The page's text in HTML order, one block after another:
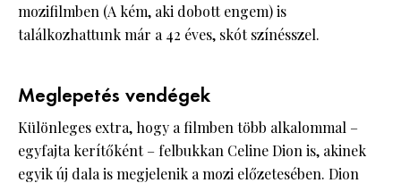
mozifilmben (A kém, aki dobott engem) is
találkozhattunk már a 42 éves, skót színésszel.
Meglepetés vendégek
Különleges extra, hogy a filmben több alkalommal –
egyfajta kerítőként – felbukkan Celine Dion is, akinek
egyik új dala is megjelenik a mozi előzetesében. Dion